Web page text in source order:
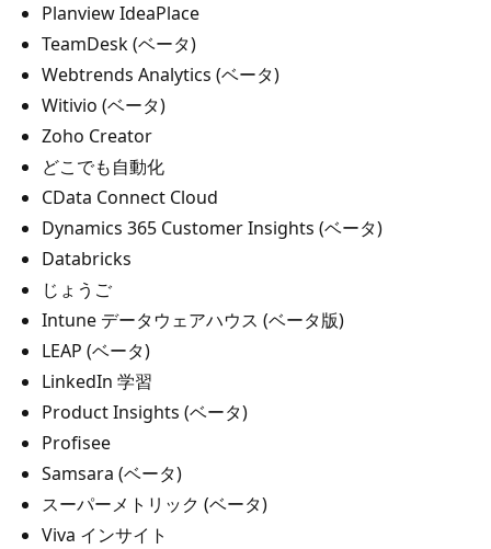
Planview IdeaPlace
TeamDesk (ベータ)
Webtrends Analytics (ベータ)
Witivio (ベータ)
Zoho Creator
どこでも自動化
CData Connect Cloud
Dynamics 365 Customer Insights (ベータ)
Databricks
じょうご
Intune データウェアハウス (ベータ版)
LEAP (ベータ)
LinkedIn 学習
Product Insights (ベータ)
Profisee
Samsara (ベータ)
スーパーメトリック (ベータ)
Viva インサイト